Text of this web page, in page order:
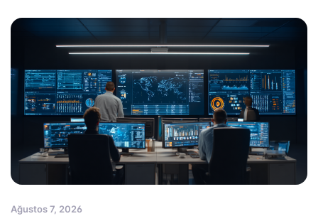
Ağustos 7, 2026